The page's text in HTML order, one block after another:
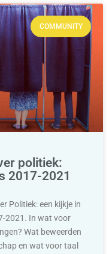
COMMUNITY
politiek:
2017-2021
Politiek: een kijkje in
2021. In wat voor
Wat beweerden
en wat voor taal